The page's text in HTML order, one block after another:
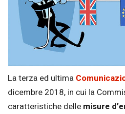
La terza ed ultima
dicembre 2018, in cui la
caratteristiche delle misure